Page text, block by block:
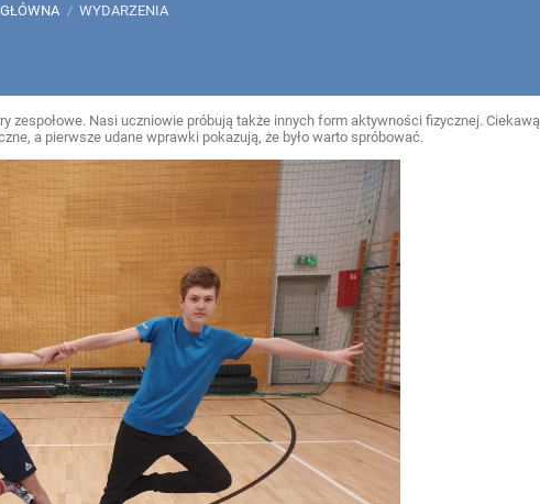
/ WYDARZENIA
zespołowe. Nasi uczniowie próbują także innych form aktywności fizycznej. Ciekawą
a pierwsze udane wprawki pokazują, że było warto spróbować.